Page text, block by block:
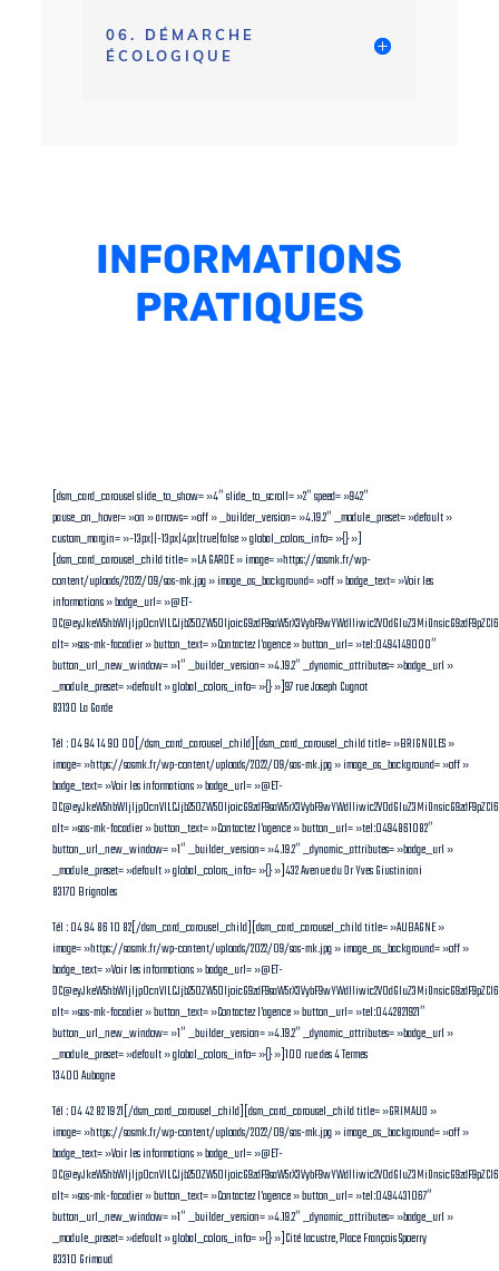
06. DÉMARCHE
ÉCOLOGIQUE
INFORMATIONS
PRATIQUES
[dsm_card_carousel slide_to_show= »4″ slide_to_scroll= »2″ speed= »942″
pause_on_hover= »on » arrows= »off » _builder_version= »4.19.2″ _module_preset= »default »
custom_margin= »-13px||-13px|4px|true|false » global_colors_info= »{} »]
[dsm_card_carousel_child title= »LA GARDE » image= »https://sasmk.fr/wp-
content/uploads/2022/09/sas-mk.jpg » image_as_background= »off » badge_text= »Voir les
informations » badge_url= »@ET-
alt= »sas-mk-facadier » button_text= »Contactez l’agence » button_url= »tel:0494149000″
button_url_new_window= »1″ _builder_version= »4.19.2″ _dynamic_attributes= »badge_url »
_module_preset= »default » global_colors_info= »{} »]97 rue Joseph Cugnot
83130 La Garde
Tél : 04 94 14 90 00[/dsm_card_carousel_child][dsm_card_carousel_child title= »BRIGNOLES »
image= »https://sasmk.fr/wp-content/uploads/2022/09/sas-mk.jpg » image_as_background= »off »
badge_text= »Voir les informations » badge_url= »@ET-
alt= »sas-mk-facadier » button_text= »Contactez l’agence » button_url= »tel:0494861082″
button_url_new_window= »1″ _builder_version= »4.19.2″ _dynamic_attributes= »badge_url »
_module_preset= »default » global_colors_info= »{} »]432 Avenue du Dr Yves Giustiniani
83170 Brignoles
Tél : 04 94 86 10 82[/dsm_card_carousel_child][dsm_card_carousel_child title= »AUBAGNE »
image= »https://sasmk.fr/wp-content/uploads/2022/09/sas-mk.jpg » image_as_background= »off »
badge_text= »Voir les informations » badge_url= »@ET-
alt= »sas-mk-facadier » button_text= »Contactez l’agence » button_url= »tel:0442821921″
button_url_new_window= »1″ _builder_version= »4.19.2″ _dynamic_attributes= »badge_url »
_module_preset= »default » global_colors_info= »{} »]100 rue des 4 Termes
13400 Aubagne
Tél : 04 42 82 19 21[/dsm_card_carousel_child][dsm_card_carousel_child title= »GRIMAUD »
image= »https://sasmk.fr/wp-content/uploads/2022/09/sas-mk.jpg » image_as_background= »off »
badge_text= »Voir les informations » badge_url= »@ET-
alt= »sas-mk-facadier » button_text= »Contactez l’agence » button_url= »tel:0494431067″
button_url_new_window= »1″ _builder_version= »4.19.2″ _dynamic_attributes= »badge_url »
_module_preset= »default » global_colors_info= »{} »]Cité lacustre, Place François Spoerry
83310 Grimaud